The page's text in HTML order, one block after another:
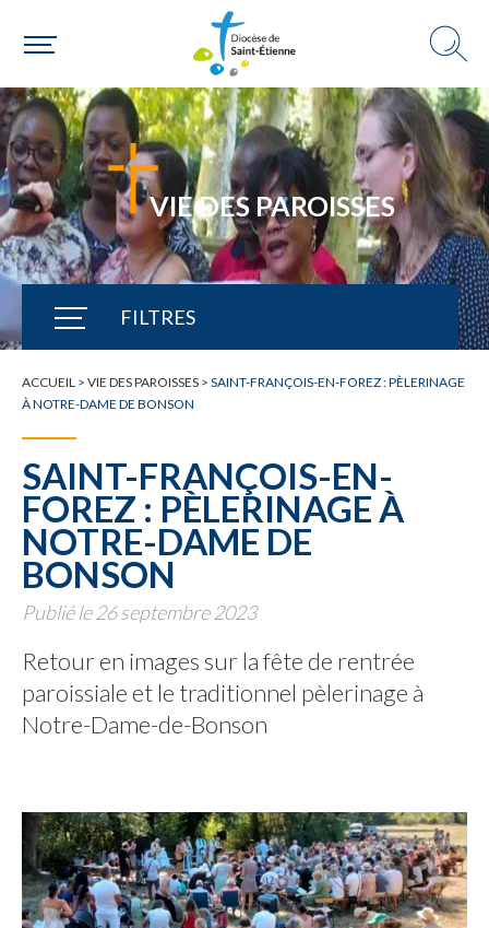
VIE DES PAROISSES
FILTRES
TOUTE L'ACTUALITÉ
ACCUEIL > VIE DES PAROISSES > SAINT-FRANÇOIS-EN-FOREZ : PÈLERINAGE
À NOTRE-DAME DE BONSON
SAINT-FRANÇOIS-EN-
FOREZ : PÈLERINAGE À
NOTRE-DAME DE
BONSON
Publié le 26 septembre 2023
Retour en images sur la fête de rentrée
paroissiale et le traditionnel pèlerinage à
Notre-Dame-de-Bonson